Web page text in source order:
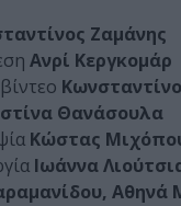
Ζαμάνης
Ανρί Κεργκομάρ
Θανάσουλα
Κώστας
Ιωάννα
Αθηνά